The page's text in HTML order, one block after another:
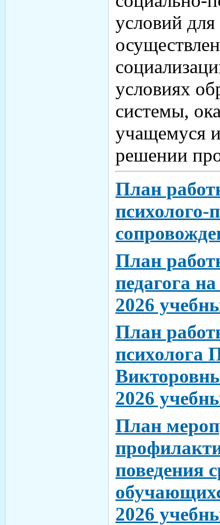
условий
условиях
системы,
учащемуся
решении
План
психолого-
План
педагога
2026
План
психолога
2026
План
поведения
2026